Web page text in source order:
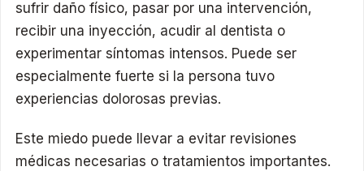
sufrir daño físico, pasar por una intervención,
recibir una inyección, acudir al dentista o
experimentar síntomas intensos. Puede ser
especialmente fuerte si la persona tuvo
experiencias dolorosas previas.
Este miedo puede llevar a evitar revisiones
médicas necesarias o tratamientos importantes.